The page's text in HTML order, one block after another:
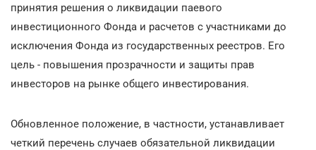
принятия решения о ликвидации паевого
инвестиционного Фонда и расчетов с участниками до
исключения Фонда из государственных реестров. Его
цель - повышения прозрачности и защиты прав
инвесторов на рынке общего инвестирования.
Обновленное положение, в частности, устанавливает
четкий перечень случаев обязательной ликвидации